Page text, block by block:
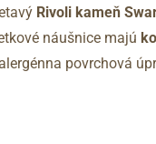
Rivoli kameň
náušnice majú
povrchová